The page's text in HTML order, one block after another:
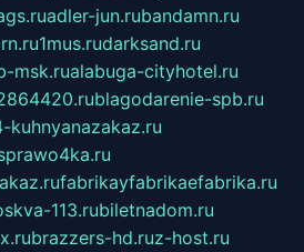
adler-jun.rubandamn.ru
1mus.rudarksand.ru
msk.rualabuga-cityhotel.ru
blagodarenie-spb.ru
fabrikayfabrikaefabrika.ru
113.rubiletnadom.ru
brazzers-hd.ruz-host.ru